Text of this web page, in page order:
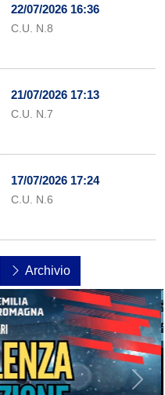
22/07/2026 16:36
C.U. N.8
21/07/2026 17:13
C.U. N.7
17/07/2026 17:24
C.U. N.6
Archivio
Next